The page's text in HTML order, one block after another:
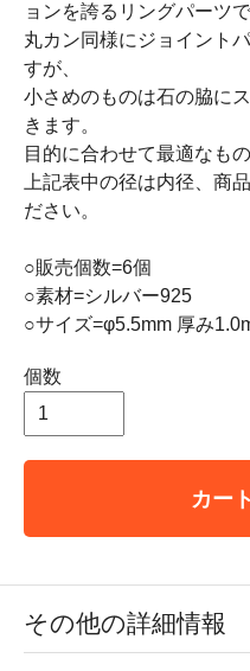
ョンを誇るリングパーツで
丸カン同様にジョイント
すが、
小さめのものは石の脇に
きます。
目的に合わせて最適なも
上記表中の径は内径、商
ださい。
○販売個数=6個
○素材=シルバー925
○サイズ=φ5.5mm 厚み
個数
カー
その他の詳細情報